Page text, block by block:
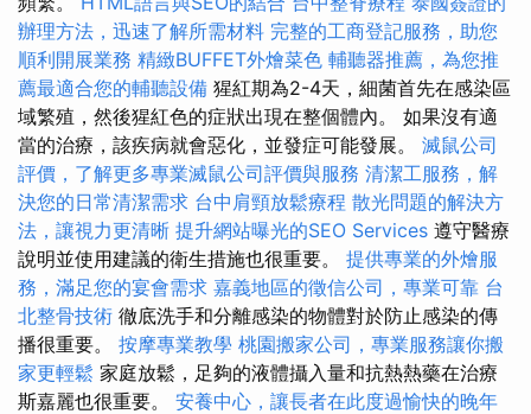
辦理方法，迅速了解所需材料 完整的工商登記服務，助您
順利開展業務 精緻BUFFET外燴菜色 輔聽器推薦，為您推
薦最適合您的輔聽設備 猩紅期為2-4天，細菌首先在感染區
域繁殖，然後猩紅色的症狀出現在整個體內。 如果沒有適
當的治療，該疾病就會惡化，並發症可能發展。 滅鼠公司
評價，了解更多專業滅鼠公司評價與服務 清潔工服務，解
決您的日常清潔需求 台中肩頸放鬆療程 散光問題的解決方
法，讓視力更清晰 提升網站曝光的SEO Services 遵守醫療
說明並使用建議的衛生措施也很重要。 提供專業的外燴服
務，滿足您的宴會需求 嘉義地區的徵信公司，專業可靠 台
北整骨技術 徹底洗手和分離感染的物體對於防止感染的傳
播很重要。 按摩專業教學 桃園搬家公司，專業服務讓你搬
家更輕鬆 家庭放鬆，足夠的液體攝入量和抗熱熱藥在治療
斯嘉麗也很重要。 安養中心，讓長者在此度過愉快的晚年